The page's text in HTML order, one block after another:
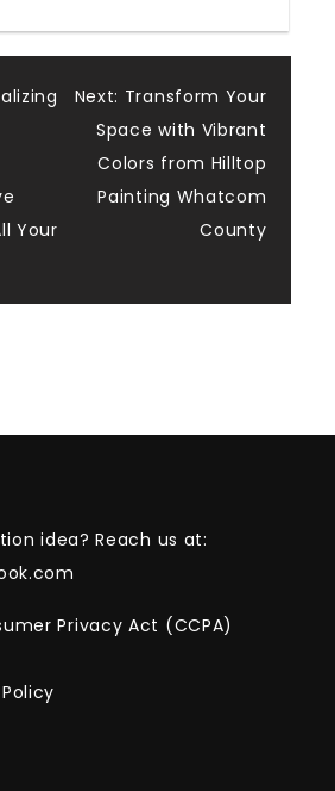
Your
Next: Transform Your
Space with Vibrant
Colors from Hilltop
Painting Whatcom
County
idea? Reach us at:
Privacy Act (CCPA)